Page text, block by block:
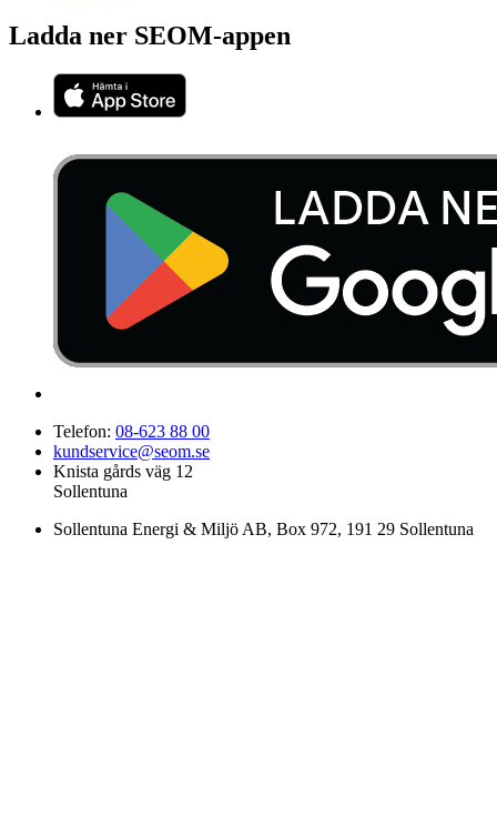
Ladda ner SEOM-appen
Telefon: 08-623 88 00
kundservice@seom.se
Knista gårds väg 12
Sollentuna
Sollentuna Energi & Miljö AB, Box 972, 191 29 Sollentuna